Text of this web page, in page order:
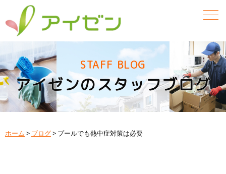
STAFF BLOG
アイゼンのスタッフブログ
ホーム > ブログ> プールでも熱中症対策は必要